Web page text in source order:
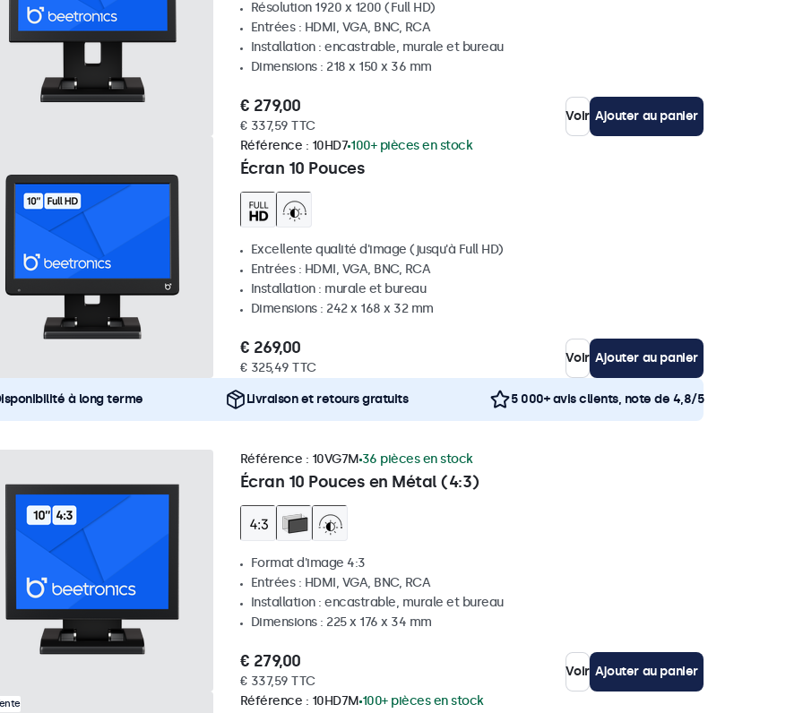
Résolution 1920 x 1200 (Full HD)
Entrées : HDMI, VGA, BNC, RCA
Installation : encastrable, murale et bureau
Dimensions : 218 x 150 x 36 mm
€ 279,00
€ 337,59 TTC
Voir Ajouter au panier
Écran 10 Pouces
Référence : 10HD7 100+ pièces en stock
Excellente qualité d'image (jusqu'à Full HD)
Entrées : HDMI, VGA, BNC, RCA
Installation : murale et bureau
Dimensions : 242 x 168 x 32 mm
€ 269,00
€ 325,49 TTC
Voir Ajouter au panier
à long terme Livraison et retours gratuits 5 000+ avis clients, note de 4,8/5
Écran 10 Pouces en Métal (4:3)
Référence : 10VG7M 36 pièces en stock
Format d'image 4:3
Entrées : HDMI, VGA, BNC, RCA
Installation : encastrable, murale et bureau
Dimensions : 225 x 176 x 34 mm
€ 279,00
€ 337,59 TTC
Voir Ajouter au panier
Référence : 10HD7M 100+ pièces en stock